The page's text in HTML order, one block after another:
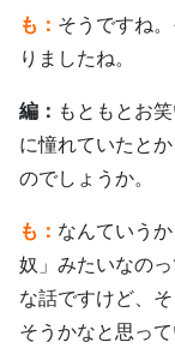
も： そうですね
りましたね。
編： もともとお
に憧れていたと
のでしょうか。
も： なんていう
奴」みたいなの
な話ですけど、
そうかなと思っ